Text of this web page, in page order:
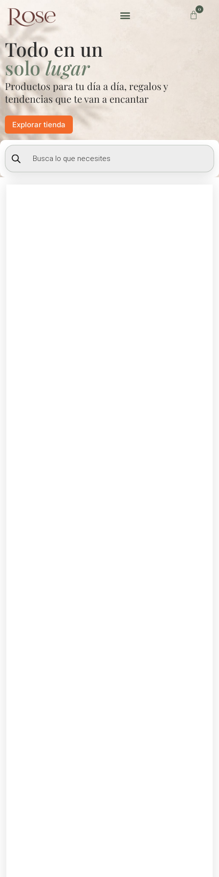
contenido
0
Carrito
Todo en un
sololugar
Productos para tu día a día, regalos y
tendencias que te van a encantar
Explorar tienda
Búsqueda
de
productos